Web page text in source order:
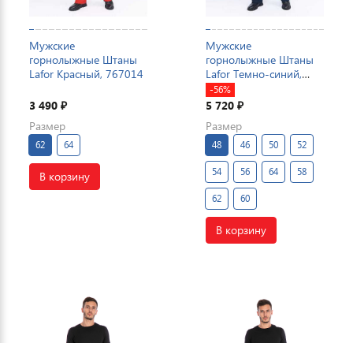
Мужские
горнолыжные Штаны
Lafor Красный, 767014
3 490 ₽
Размер
62 64
В корзину
Мужские
горнолыжные Штаны
Lafor Темно-синий,
767014
-56%
5 720 ₽
Размер
48 46 50 52
54 56 64 58
62 60
В корзину